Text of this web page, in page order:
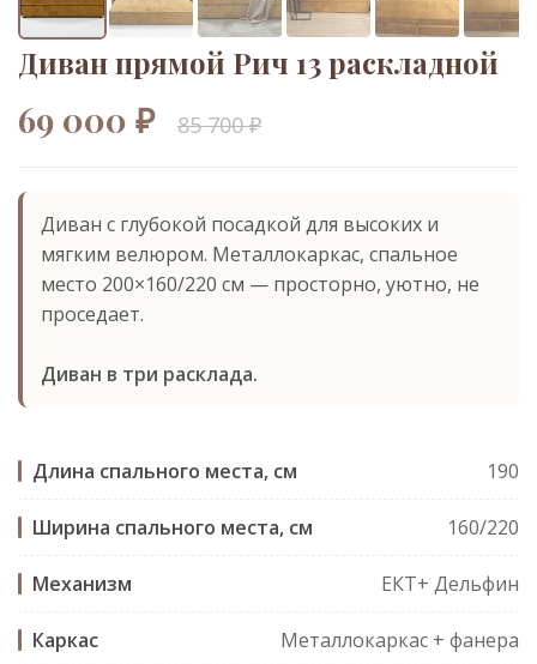
Диван прямой Рич 13 раскладной
69 000 ₽ 85 700 ₽
Диван с глубокой посадкой для высоких и
мягким велюром. Металлокаркас, спальное
место 200×160/220 см — просторно, уютно, не
проседает.
Диван в три расклада.
Длина спального места, см 190
Ширина спального места, см 160/220
Механизм ЕКТ+ Дельфин
Каркас Металлокаркас + фанера